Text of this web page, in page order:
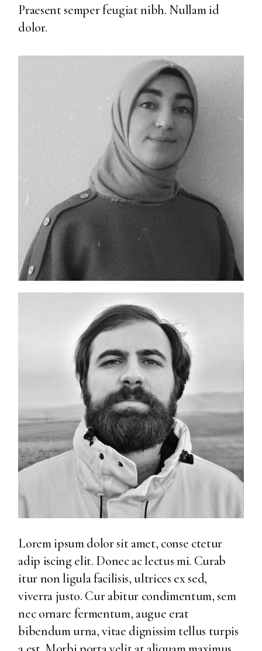
Praesent semper feugiat nibh. Nullam id
dolor.
Lorem ipsum dolor sit amet, conse ctetur
adip iscing elit. Donec ac lectus mi. Curab
itur non ligula facilisis, ultrices ex sed,
viverra justo. Cur abitur condimentum, sem
nec ornare fermentum, augue erat
bibendum urna, vitae dignissim tellus turpis